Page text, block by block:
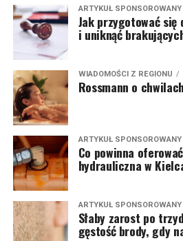
ARTYKUŁ SPONSOROWANY
Jak przygotować
i uniknąć
WIADOMOŚCI Z REGIONU
Rossmann o
ARTYKUŁ SPONSOROWANY
Co powinna
hydrauliczna w
ARTYKUŁ SPONSOROWANY
Słaby zarost po
gęstość brody, gdy